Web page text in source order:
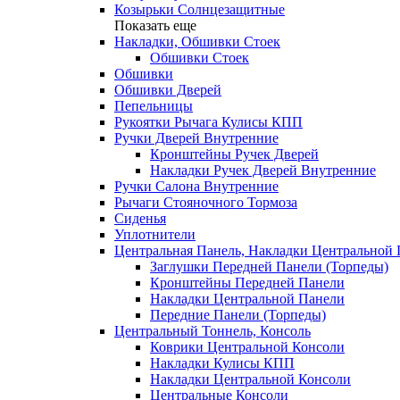
Козырьки Солнцезащитные
Показать еще
Накладки, Обшивки Стоек
Обшивки Стоек
Обшивки
Обшивки Дверей
Пепельницы
Рукоятки Рычага Кулисы КПП
Ручки Дверей Внутренние
Кронштейны Ручек Дверей
Накладки Ручек Дверей Внутренние
Ручки Салона Внутренние
Рычаги Стояночного Тормоза
Сиденья
Уплотнители
Центральная Панель, Накладки Центральной
Заглушки Передней Панели (Торпеды)
Кронштейны Передней Панели
Накладки Центральной Панели
Передние Панели (Торпеды)
Центральный Тоннель, Консоль
Коврики Центральной Консоли
Накладки Кулисы КПП
Накладки Центральной Консоли
Центральные Консоли